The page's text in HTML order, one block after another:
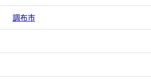
調布市